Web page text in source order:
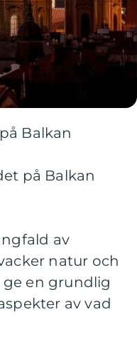
Balkan
på Balkan
av
natur och
en grundlig
av vad